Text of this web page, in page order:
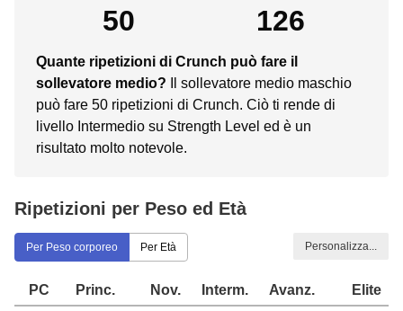
50 126
Quante ripetizioni di Crunch può fare il
sollevatore medio?
Il sollevatore medio maschio
può fare 50 ripetizioni di Crunch. Ciò ti rende di
livello Intermedio su Strength Level ed è un
risultato molto notevole.
Ripetizioni per Peso ed Età
Per Peso corporeo Per Età Personalizza...
PC Princ. Nov. Interm. Avanz.
Elite